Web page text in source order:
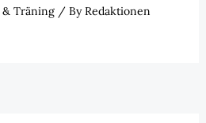
& Träning/ ByRedaktionen